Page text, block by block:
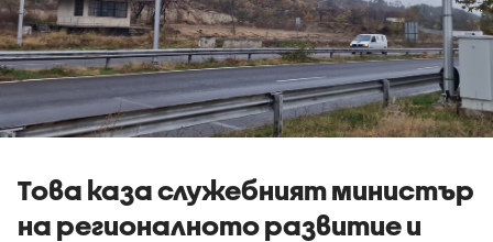
Това каза служебният министър
на регионалното развитие и